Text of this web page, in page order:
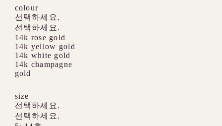
colour
선택하세요.
선택하세요.
14k rose gold
14k yellow gold
14k white gold
14k champagne
gold
size
선택하세요.
선택하세요.